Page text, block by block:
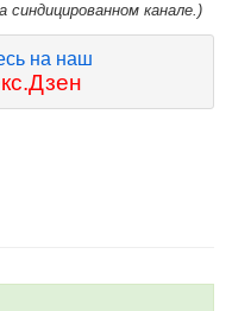
синдицированном канале.)
на наш